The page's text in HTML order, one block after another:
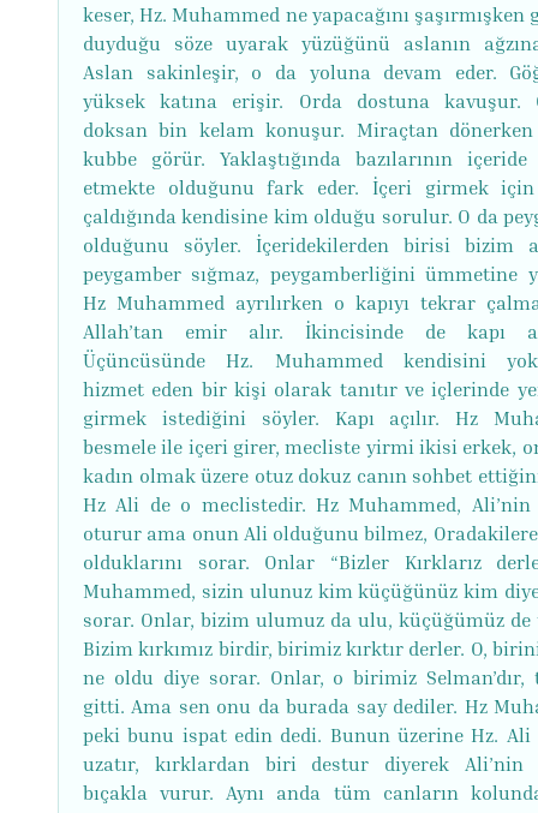
keser, Hz. Muhammed ne yapacağını şaşırmışken
duyduğu söze uyarak yüzüğünü aslanın
Aslan sakinleşir, o da yoluna devam eder.
yüksek katına erişir. Orda dostuna kavuşur.
doksan bin kelam konuşur. Miraçtan
kubbe görür. Yaklaştığında bazılarının
etmekte olduğunu fark eder. İçeri girmek için
çaldığında kendisine kim olduğu sorulur. O da
olduğunu söyler. İçeridekilerden birisi bizim
peygamber sığmaz, peygamberliğini ümmetine
Hz Muhammed ayrılırken o kapıyı tekrar
Allah’tan emir alır. İkincisinde de kapı
Üçüncüsünde Hz. Muhammed kendisini
hizmet eden bir kişi olarak tanıtır ve içlerinde
girmek istediğini söyler. Kapı açılır. Hz
besmele ile içeri girer, mecliste yirmi ikisi erkek,
kadın olmak üzere otuz dokuz canın sohbet
Hz Ali de o meclistedir. Hz Muhammed, Ali’nin
oturur ama onun Ali olduğunu bilmez,
olduklarını sorar. Onlar “Bizler Kırklarız
Muhammed, sizin ulunuz kim küçüğünüz kim
sorar. Onlar, bizim ulumuz da ulu, küçüğümüz
Bizim kırkımız birdir, birimiz kırktır derler. O,
ne oldu diye sorar. Onlar, o birimiz Selman’dır,
gitti. Ama sen onu da burada say dediler. Hz
peki bunu ispat edin dedi. Bunun üzerine Hz.
uzatır, kırklardan biri destur diyerek Ali’nin
bıçakla vurur. Aynı anda tüm canların